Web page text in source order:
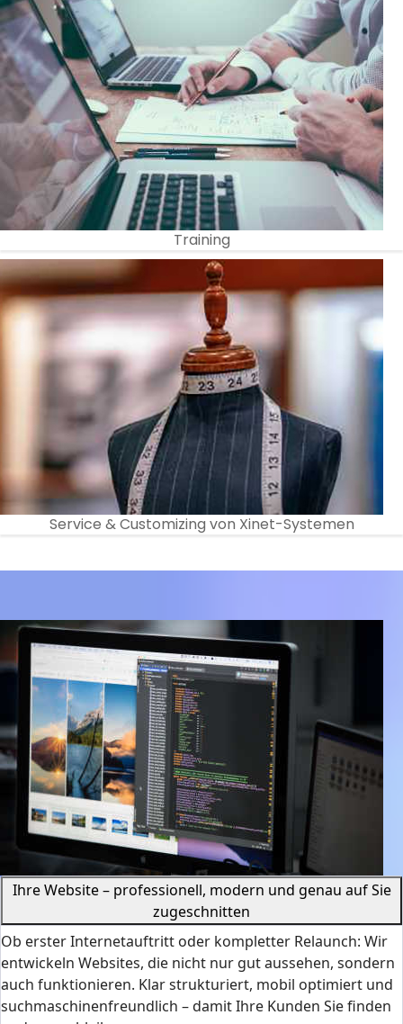
Training
Service & Customizing von Xinet-Systemen
Ihre Website – professionell, modern und genau auf Sie
zugeschnitten
Ob erster Internetauftritt oder kompletter Relaunch: Wir
entwickeln Websites, die nicht nur gut aussehen, sondern
auch funktionieren. Klar strukturiert, mobil optimiert und
suchmaschinenfreundlich – damit Ihre Kunden Sie finden